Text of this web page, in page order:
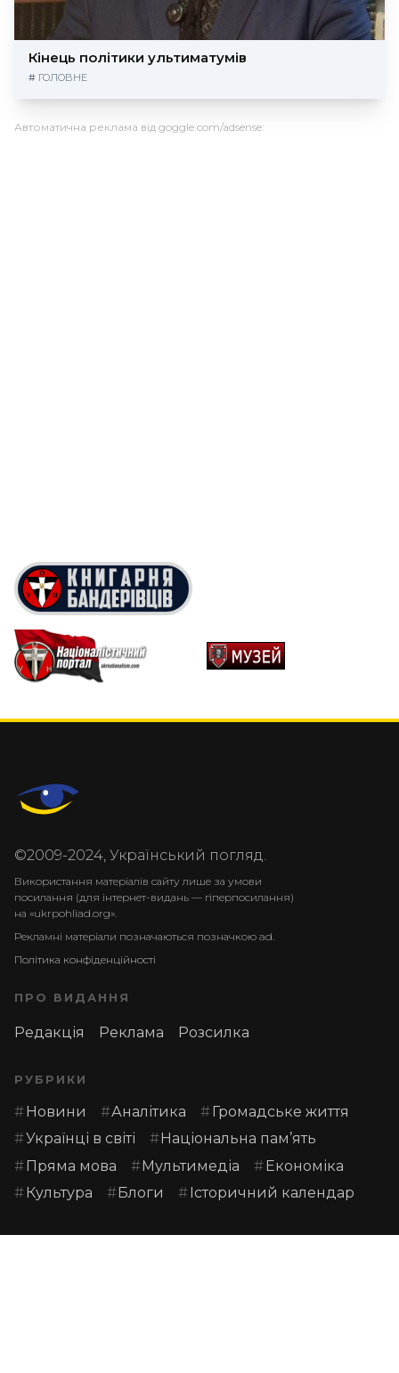
Кінець політики ультиматумів
# ГОЛОВНЕ
Автоматична реклама від goggle.com/adsense:
©2009-2024, Український погляд.
Використання матеріалів сайту лише за умови
посилання (для інтернет-видань — гіперпосилання)
на «ukrpohliad.org».
Рекламні матеріали позначаються позначкою ad.
Політика конфіденційності
ПРО ВИДАННЯ
Редакція Реклама Розсилка
РУБРИКИ
Новини Аналітика
Громадське життя
Українці в світі
Національна пам’ять
Пряма мова
Мультимедіа
Економіка
Культура
Блоги Історичний календар